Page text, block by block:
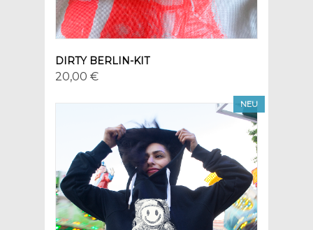
DIRTY BERLIN-KIT
20,00 €
NEU